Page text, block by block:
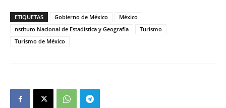
ETIQUETAS Gobierno de México
México
nstituto Nacional de Estadística y Geografía
Turismo
Turismo de México